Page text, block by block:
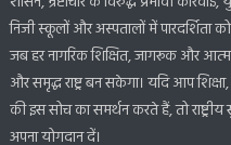
निजी स्कूलों और अस्पतालों में पारदर्शिता
जब हर नागरिक शिक्षित, जागरूक और
और समृद्ध राष्ट्र बन सकेगा। यदि आप
की इस सोच का समर्थन करते हैं, तो राष्ट्रीय
अपना योगदान दें।